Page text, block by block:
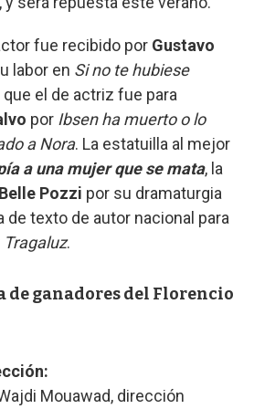
fue recibido por Gustavo
labor en Si no te hubiese
el de actriz fue para
por Ibsen ha muerto o lo
a Nora. La estatuilla al mejor
a una mujer que se mata, la
Belle Pozzi por su dramaturgia
de texto de autor nacional para
Tragaluz.
de ganadores del Florencio
Mouawad, dirección